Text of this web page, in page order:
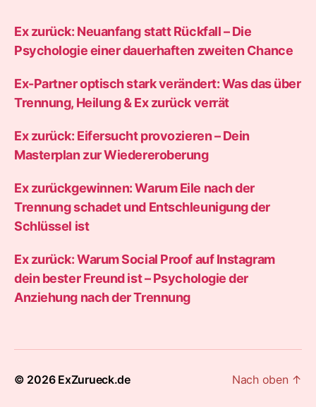
Ex zurück: Neuanfang statt Rückfall – Die
Psychologie einer dauerhaften zweiten Chance
Ex-Partner optisch stark verändert: Was das über
Trennung, Heilung & Ex zurück verrät
Ex zurück: Eifersucht provozieren – Dein
Masterplan zur Wiedereroberung
Ex zurückgewinnen: Warum Eile nach der
Trennung schadet und Entschleunigung der
Schlüssel ist
Ex zurück: Warum Social Proof auf Instagram
dein bester Freund ist – Psychologie der
Anziehung nach der Trennung
© 2026 ExZurueck.de Nach oben ↑